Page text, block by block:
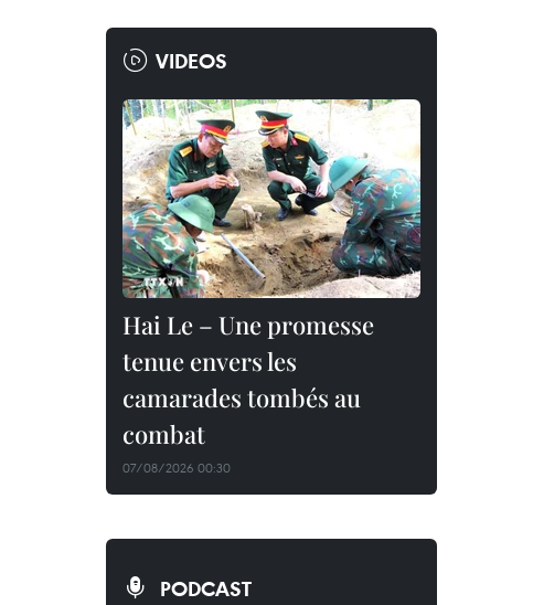
VIDEOS
Hai Le – Une promesse
tenue envers les
camarades tombés au
combat
07/08/2026 00:30
PODCAST